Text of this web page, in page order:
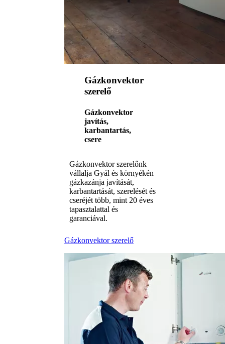
Gázkonvektor
szerelő
Gázkonvektor
javítás,
karbantartás,
csere
Gázkonvektor szerelőnk
vállalja Gyál és környékén
gázkazánja javítását,
karbantartását, szerelését és
cseréjét több, mint 20 éves
tapasztalattal és
garanciával.
Gázkonvektor szerelő